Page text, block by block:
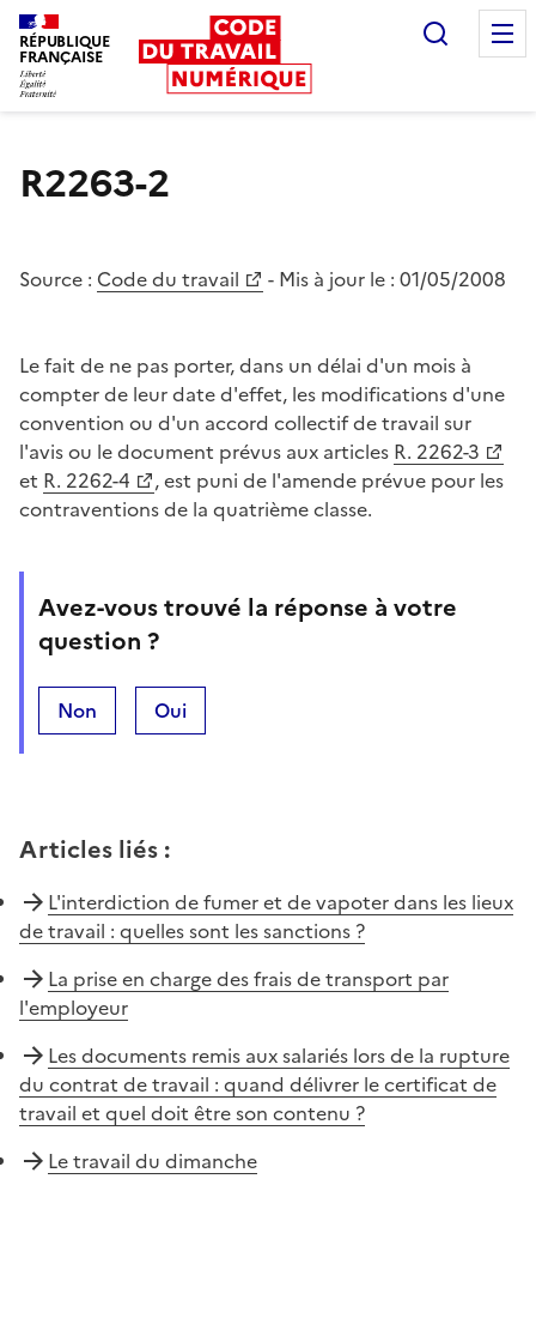
RÉPUBLIQUE
FRANÇAISE
R2263-2
Source : Code du travail - Mis à jour le : 01/05/2008
Le fait de ne pas porter, dans un délai d'un mois à
compter de leur date d'effet, les modifications d'une
convention ou d'un accord collectif de travail sur
l'avis ou le document prévus aux articles R. 2262-3
et R. 2262-4
, est puni de l'amende prévue pour les
contraventions de la quatrième classe.
Avez-vous trouvé la réponse à votre
question ?
Non Oui
Articles liés :
L'interdiction de fumer et de vapoter dans les lieux
de travail : quelles sont les sanctions ?
La prise en charge des frais de transport par
l'employeur
Les documents remis aux salariés lors de la rupture
du contrat de travail : quand délivrer le certificat de
travail et quel doit être son contenu ?
Le travail du dimanche